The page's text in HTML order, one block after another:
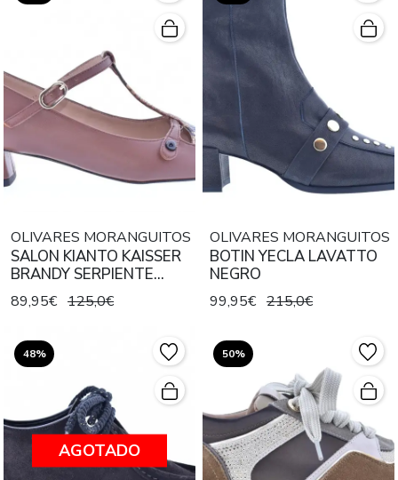
OLIVARES MORANGUITOS
SALON KIANTO KAISSER
BRANDY SERPIENTE
MARRON
89,95€ 125,0€
OLIVARES MORANGUITOS
BOTIN YECLA LAVATTO
NEGRO
99,95€ 215,0€
48%
AGOTADO
50%